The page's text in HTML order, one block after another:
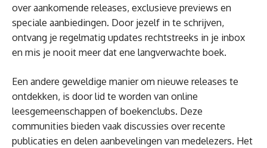
over aankomende releases, exclusieve previews en
speciale aanbiedingen. Door jezelf in te schrijven,
ontvang je regelmatig updates rechtstreeks in je inbox
en mis je nooit meer dat ene langverwachte boek.
Een andere geweldige manier om nieuwe releases te
ontdekken, is door lid te worden van online
leesgemeenschappen of boekenclubs. Deze
communities bieden vaak discussies over recente
publicaties en delen aanbevelingen van medelezers. Het